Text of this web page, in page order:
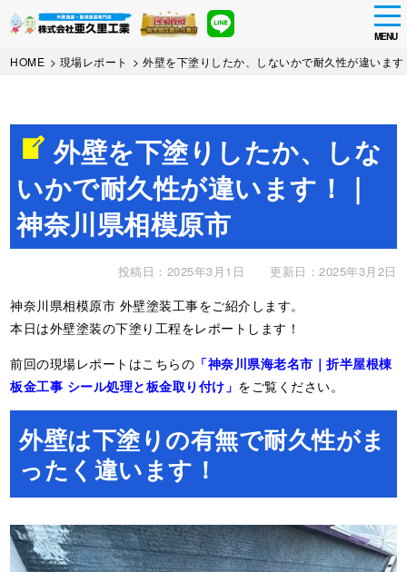
Skip
MENU
HOME > 現場レポート >外壁を下塗りしたか、しないかで耐久性が違いま
外壁を下塗りしたか、しな
いかで耐久性が違います！｜
神奈川県相模原市
投稿日：2025年3月1日 更新日：2025年3月2日
神奈川県相模原市 外壁塗装工事をご紹介します。
本日は外壁塗装の下塗り工程をレポートします！
前回の現場レポートはこちらの 「神奈川県海老名市｜折半屋根棟
板金工事 シール処理と板金取り付け」 をご覧ください。
外壁は下塗りの有無で耐久性がま
ったく違います！